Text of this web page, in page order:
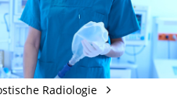
Radiologie